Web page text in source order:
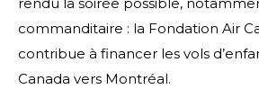
commanditaire : la Fondation Air
contribue à financer les vols
Canada vers Montréal.